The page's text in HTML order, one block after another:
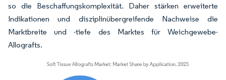
so die Beschaffungskomplexität. Daher stärken erweiterte
Indikationen und disziplinübergreifende Nachweise die
Marktbreite und -tiefe des Marktes für Weichgewebe-
Allografts.